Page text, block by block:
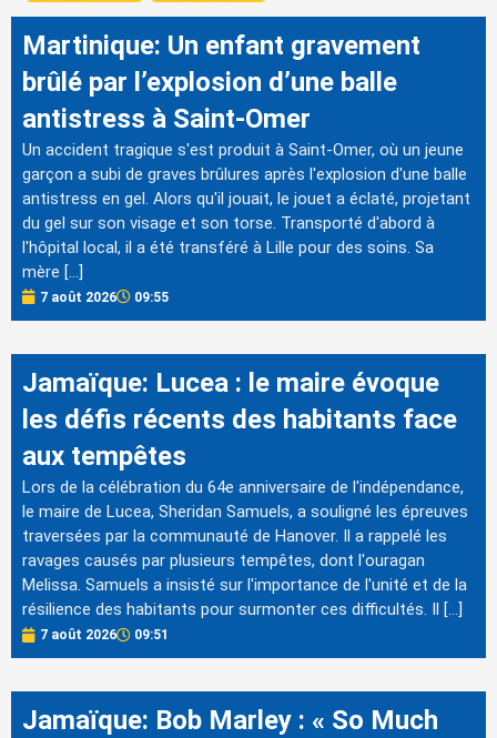
Martinique: Un enfant gravement
brûlé par l’explosion d’une balle
antistress à Saint-Omer
Un accident tragique s'est produit à Saint-Omer, où un jeune
garçon a subi de graves brûlures après l'explosion d'une balle
antistress en gel. Alors qu'il jouait, le jouet a éclaté, projetant
du gel sur son visage et son torse. Transporté d'abord à
l'hôpital local, il a été transféré à Lille pour des soins. Sa
mère […]
7 août 2026 09:55
Jamaïque: Lucea : le maire évoque
les défis récents des habitants face
aux tempêtes
Lors de la célébration du 64e anniversaire de l'indépendance,
le maire de Lucea, Sheridan Samuels, a souligné les épreuves
traversées par la communauté de Hanover. Il a rappelé les
ravages causés par plusieurs tempêtes, dont l'ouragan
Melissa. Samuels a insisté sur l'importance de l'unité et de la
résilience des habitants pour surmonter ces difficultés. Il […]
7 août 2026 09:51
Jamaïque: Bob Marley : « So Much